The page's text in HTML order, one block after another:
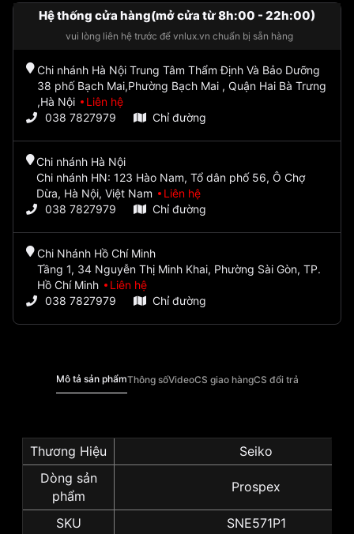
Hệ thống cửa hàng(mở cửa từ 8h:00 - 22h:00)
vui lòng liên hệ trước để vnlux.vn chuẩn bị sẵn hàng
Chi nhánh Hà Nội Trung Tâm Thẩm Định Và Bảo Dưỡng
38 phố Bạch Mai,Phường Bạch Mai , Quận Hai Bà Trưng
,Hà Nội
Liên hệ
038 7827979
Chỉ đường
Chi nhánh Hà Nội
Chi nhánh HN: 123 Hào Nam, Tổ dân phố 56, Ô Chợ
Dừa, Hà Nội, Việt Nam
Liên hệ
038 7827979
Chỉ đường
Chi Nhánh Hồ Chí Minh
Tầng 1, 34 Nguyễn Thị Minh Khai, Phường Sài Gòn, TP.
Hồ Chí Minh
Liên hệ
038 7827979
Chỉ đường
Mô tả sản phẩmThông sốVideoCS giao hàngCS đổi trả
Thương Hiệu
Seiko
Dòng sản
phẩm
Prospex
SKU SNE571P1